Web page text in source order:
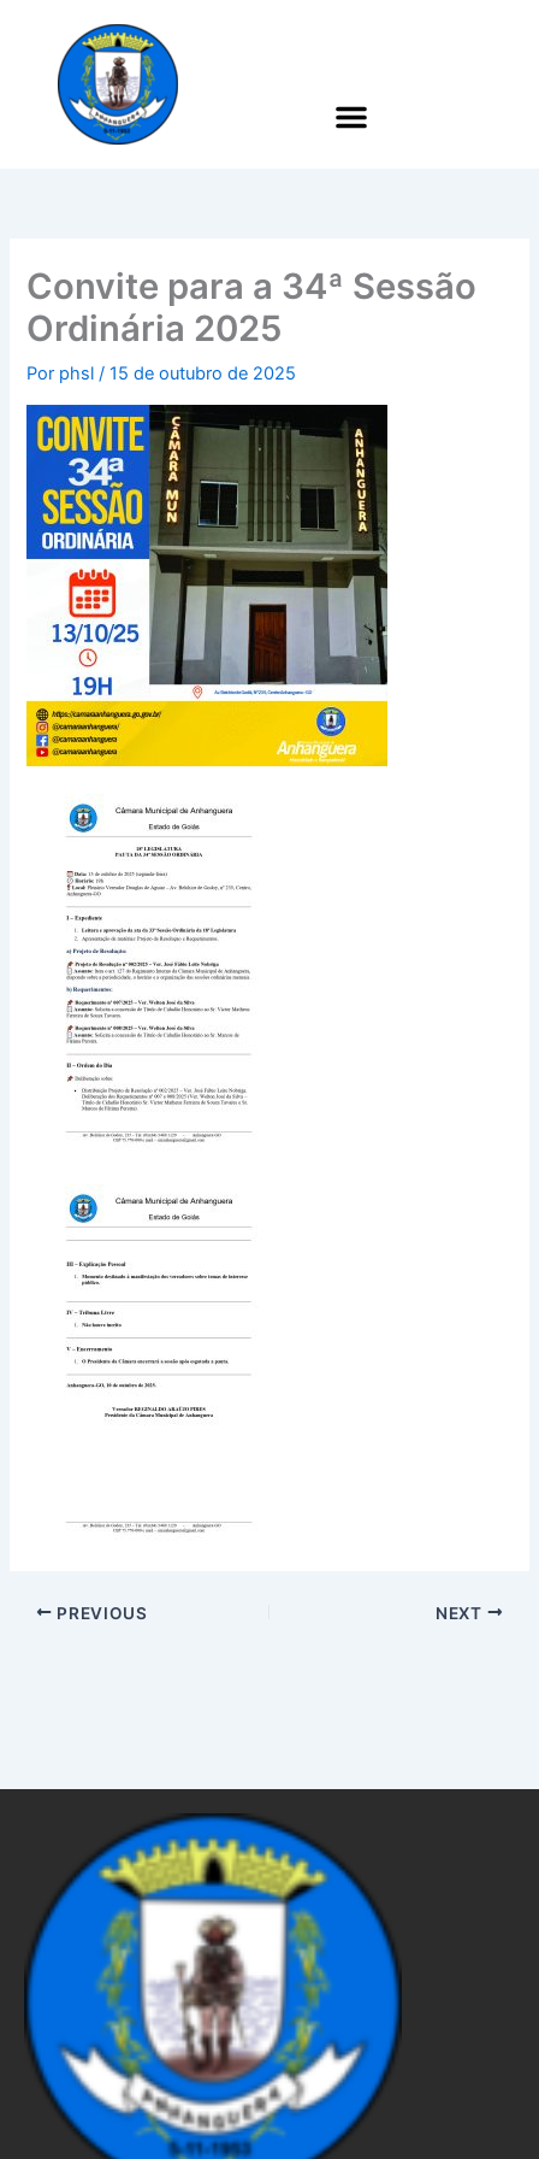
conteúdo
Convite para a 34ª Sessão
Ordinária 2025
Por phsl/15 de outubro de 2025
PREVIOUS NEXT